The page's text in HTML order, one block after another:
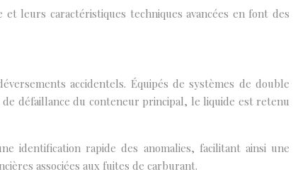
leurs caractéristiques techniques avancées en font des
accidentels. Équipés de systèmes de double
défaillance du conteneur principal, le liquide est retenu
identification rapide des anomalies, facilitant ainsi une
associées aux fuites de carburant.